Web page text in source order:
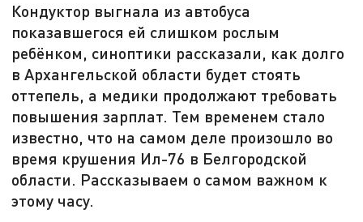
Кондуктор выгнала из автобуса
показавшегося ей слишком рослым
ребёнком, синоптики рассказали, как долго
в Архангельской области будет стоять
оттепель, а медики продолжают требовать
повышения зарплат. Тем временем стало
известно, что на самом деле произошло во
время крушения Ил-76 в Белгородской
области. Рассказываем о самом важном к
этому часу.